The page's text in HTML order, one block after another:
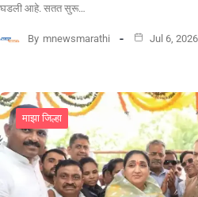
घडली आहे. सतत सुरू…
By mnewsmarathi Jul 6, 2026
माझा जिल्हा